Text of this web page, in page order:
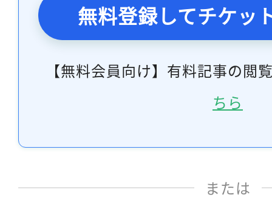
無料登録してチケッ
【無料会員向け】有料記事の閲
ちら
または